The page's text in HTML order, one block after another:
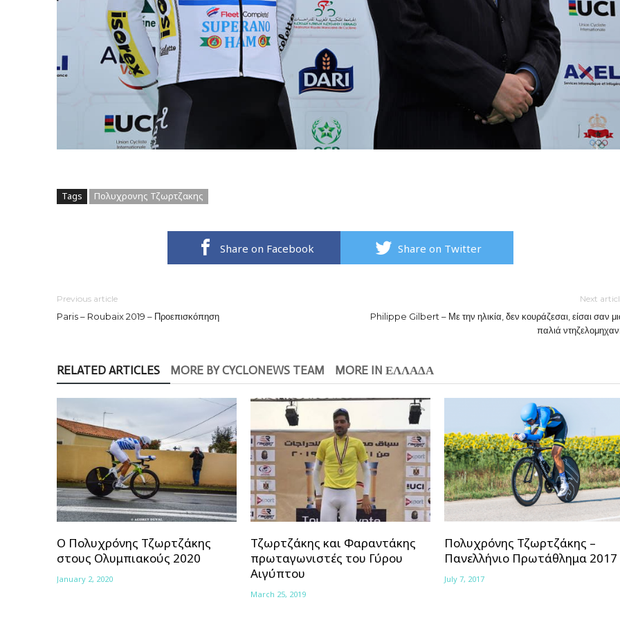
Tags Πολυχρονης Τζωρτζακης
Share on Facebook Share on Twitter
Previous article
Paris – Roubaix 2019 – Προεπισκόπηση
Next
Philippe Gilbert – Με την ηλικία, δεν κουράζεσαι, είσαι σαν
παλιά
RELATED ARTICLES MORE BY CYCLONEWS TEAM MORE IN ΕΛΛΑΔΑ
Ο Πολυχρόνης Τζωρτζάκης
στους Ολυμπιακούς 2020
January 2, 2020
Τζωρτζάκης και Φαραντάκης
πρωταγωνιστές του Γύρου
Αιγύπτου
March 25, 2019
Πολυχρόνης Τζωρτζάκης –
Πανελλήνιο Πρωτάθλημα 2017
July 7, 2017